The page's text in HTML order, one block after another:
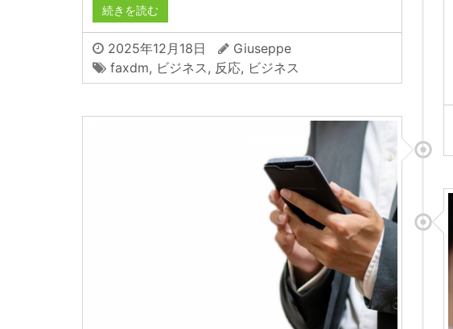
続きを読む
2025年12月18日
Giuseppe
faxdm, ビジネス , 反応, ビジネス